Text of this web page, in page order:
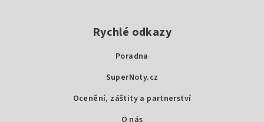
Rychlé odkazy
Poradna
SuperNoty.cz
Ocenění, záštity a partnerství